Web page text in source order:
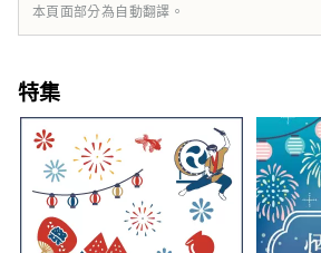
本頁面部分為自動翻譯。
特集